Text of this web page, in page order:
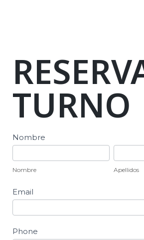
TURNO
Reserva
de
Turno
Nombre
Nombre Apellidos
Email
Phone